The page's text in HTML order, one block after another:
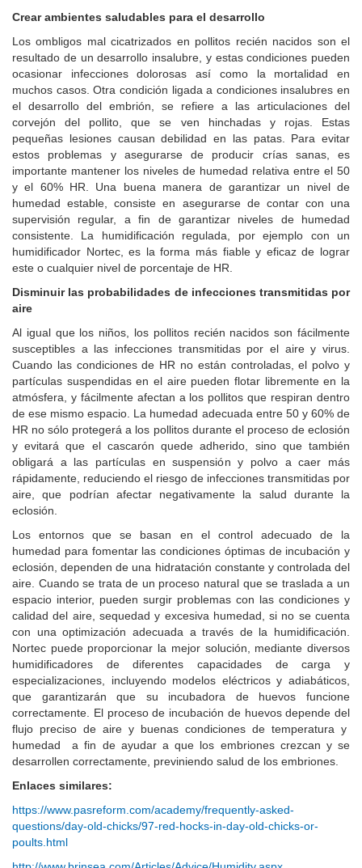
Crear ambientes saludables para el desarrollo
Los ombligos mal cicatrizados en pollitos recién nacidos son el
resultado de un desarrollo insalubre, y estas condiciones pueden
ocasionar infecciones dolorosas así como la mortalidad en
muchos casos. Otra condición ligada a condiciones insalubres en
el desarrollo del embrión, se refiere a las articulaciones del
corvejón del pollito, que se ven hinchadas y rojas. Estas
pequeñas lesiones causan debilidad en las patas. Para evitar
estos problemas y asegurarse de producir crías sanas, es
importante mantener los niveles de humedad relativa entre el 50
y el 60% HR. Una buena manera de garantizar un nivel de
humedad estable, consiste en asegurarse de contar con una
supervisión regular, a fin de garantizar niveles de humedad
consistente. La humidificación regulada, por ejemplo con un
humidificador Nortec, es la forma más fiable y eficaz de lograr
este o cualquier nivel de porcentaje de HR.
Disminuir las probabilidades de infecciones transmitidas por
aire
Al igual que los niños, los pollitos recién nacidos son fácilmente
susceptibles a las infecciones transmitidas por el aire y virus.
Cuando las condiciones de HR no están controladas, el polvo y
partículas suspendidas en el aire pueden flotar libremente en la
atmósfera, y fácilmente afectan a los pollitos que respiran dentro
de ese mismo espacio. La humedad adecuada entre 50 y 60% de
HR no sólo protegerá a los pollitos durante el proceso de eclosión
y evitará que el cascarón quede adherido, sino que también
obligará a las partículas en suspensión y polvo a caer más
rápidamente, reduciendo el riesgo de infecciones transmitidas por
aire, que podrían afectar negativamente la salud durante la
eclosión.
Los entornos que se basan en el control adecuado de la
humedad para fomentar las condiciones óptimas de incubación y
eclosión, dependen de una hidratación constante y controlada del
aire. Cuando se trata de un proceso natural que se traslada a un
espacio interior, pueden surgir problemas con las condiciones y
calidad del aire, sequedad y excesiva humedad, si no se cuenta
con una optimización adecuada a través de la humidificación.
Nortec puede proporcionar la mejor solución, mediante diversos
humidificadores de diferentes capacidades de carga y
especializaciones, incluyendo modelos eléctricos y adiabáticos,
que garantizarán que su incubadora de huevos funcione
correctamente. El proceso de incubación de huevos depende del
flujo preciso de aire y buenas condiciones de temperatura y
humedad a fin de ayudar a que los embriones crezcan y se
desarrollen correctamente, previniendo salud de los embriones.
Enlaces similares:
https://www.pasreform.com/academy/frequently-asked-
questions/day-old-chicks/97-red-hocks-in-day-old-chicks-or-
poults.html